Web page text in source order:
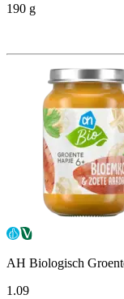
190 g
AH Biologisch
1.09